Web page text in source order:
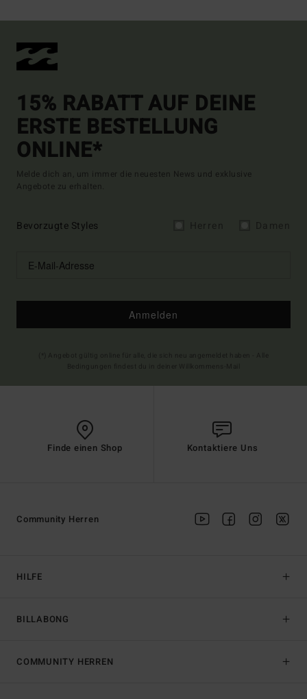
15% RABATT AUF DEINE
ERSTE BESTELLUNG
ONLINE*
Melde dich an, um immer die neuesten News und exklusive
Angebote zu erhalten.
Bevorzugte Styles
Anmelden
Finde einen Shop Kontaktiere Uns
HILFE
BILLABONG
Community Herren
COMMUNITY HERREN